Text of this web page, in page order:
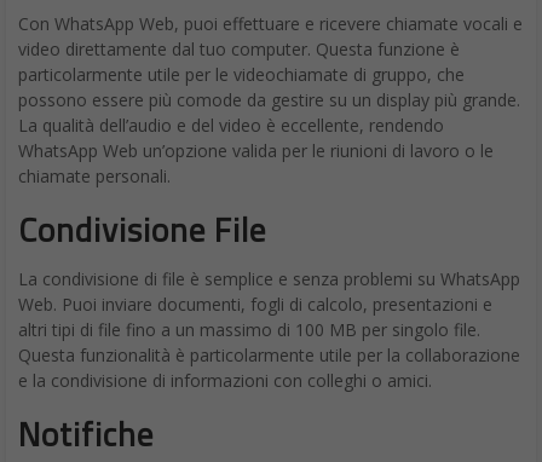
Se i problemi persistono, non esitare a contattare l’assistenza di
WhatsApp per ulteriore supporto.
WhatsApp Web domande Frequenti (FAQ)
D: Posso usare WhatsApp Web su più dispositivi
contemporaneamente?
R: No, WhatsApp Web è collegato al tuo account WhatsApp sul
telefono, quindi puoi utilizzarlo solo su un dispositivo alla volta.
considerare l’app desktop WhatsApp ufficiale.
D: WhatsApp Web è sicuro come l’app per dispositivi
mobili?
R: Sì, WhatsApp Web utilizza la stessa crittografia end-to-end
protette e private.